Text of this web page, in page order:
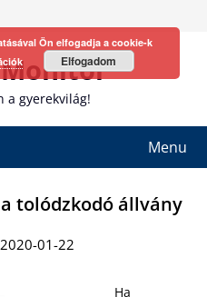
a gyerekvilág!
Menu
tolódzkodó állvány
01-22
Ha
Ön elfogadja a cookie-k
Elfogadom